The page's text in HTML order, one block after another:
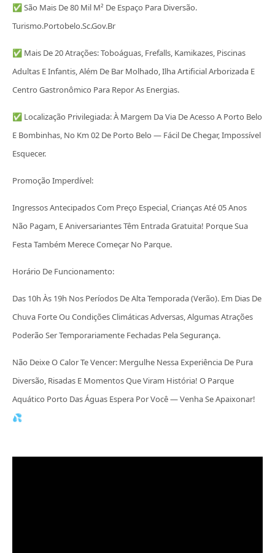
✅ São Mais De 80 Mil M² De Espaço Para Diversão.
Turismo.portobelo.sc.gov.br
✅ Mais De 20 Atrações: Toboáguas, Frefalls, Kamikazes, Piscinas
Adultas E Infantis, Além De Bar Molhado, Ilha Artificial Arborizada E
Centro Gastronômico Para Repor As Energias.
✅ Localização Privilegiada: À Margem Da Via De Acesso A Porto Belo
E Bombinhas, No Km 02 De Porto Belo — Fácil De Chegar, Impossível
Esquecer.
Promoção Imperdível:
Ingressos Antecipados Com Preço Especial, Crianças Até 05 Anos
Não Pagam, E Aniversariantes Têm Entrada Gratuita! Porque Sua
Festa Também Merece Começar No Parque.
Horário De Funcionamento:
Das 10h Às 19h Nos Períodos De Alta Temporada (Verão). Em Dias De
Chuva Forte Ou Condições Climáticas Adversas, Algumas Atrações
Poderão Ser Temporariamente Fechadas Pela Segurança.
Não Deixe O Calor Te Vencer: Mergulhe Nessa Experiência De Pura
Diversão, Risadas E Momentos Que Viram História! O Parque
Aquático Porto Das Águas Espera Por Você — Venha Se Apaixonar!
💦